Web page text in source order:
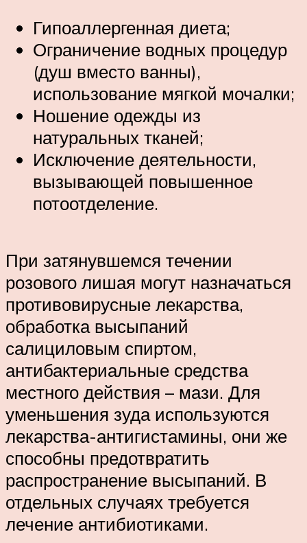
Гипоаллергенная диета;
Ограничение водных процедур
(душ вместо ванны),
использование мягкой мочалки;
Ношение одежды из
натуральных тканей;
Исключение деятельности,
вызывающей повышенное
потоотделение.
При затянувшемся течении
розового лишая могут назначаться
противовирусные лекарства,
обработка высыпаний
салициловым спиртом,
антибактериальные средства
местного действия – мази. Для
уменьшения зуда используются
лекарства-антигистамины, они же
способны предотвратить
распространение высыпаний. В
отдельных случаях требуется
лечение антибиотиками.